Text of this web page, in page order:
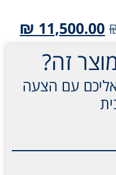
₪ 11,500.00
זה?
אליכם עם הצעה